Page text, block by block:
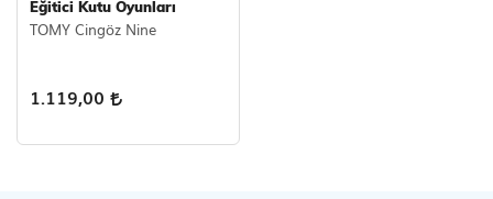
Scooter Çeşitleri
Eğitici Kutu Oyunları
TOMY Cingöz Nine
1.119,00